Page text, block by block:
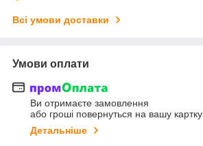
Всі умови доставки
Умови оплати
Ви отримаєте замовлення
або гроші повернуться на вашу картку
Детальніше